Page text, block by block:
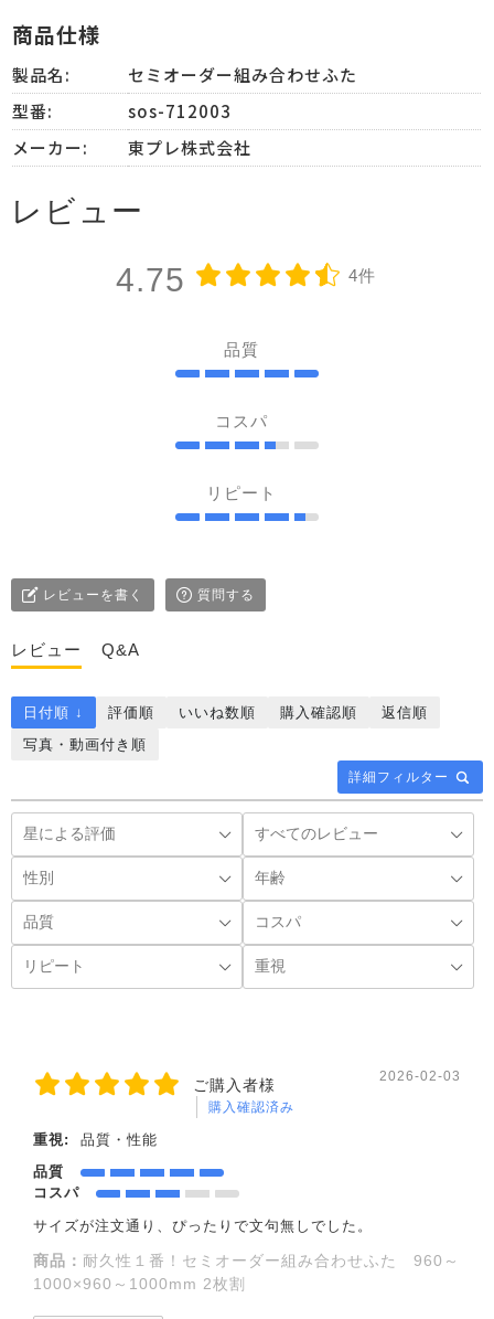
商品仕様
製品名:
セミオーダー組み合わせふた
型番:
sos-712003
メーカー:
東プレ株式会社
レビュー
4.75 4件
品質
コスパ
リピート
レビューを書く 質問する
レビュー Q&A
詳細フィルター
日付順 ↓ 評価順 いいね数順 購入確認順
返信順
写真・動画付き順
ご購入者様
購入確認済み
2026-02-03
重視:
品質・性能
品質
コスパ
サイズが注文通り、ぴったりで文句無しでした。
商品： 耐久性１番！セミオーダー組み合わせふた 960～
1000×960～1000mm 2枚割